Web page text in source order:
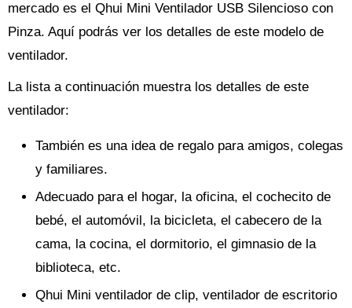
mercado es el Qhui Mini Ventilador USB Silencioso con
Pinza. Aquí podrás ver los detalles de este modelo de
ventilador.
La lista a continuación muestra los detalles de este
ventilador:
También es una idea de regalo para amigos, colegas
y familiares.
Adecuado para el hogar, la oficina, el cochecito de
bebé, el automóvil, la bicicleta, el cabecero de la
cama, la cocina, el dormitorio, el gimnasio de la
biblioteca, etc.
Qhui Mini ventilador de clip, ventilador de escritorio